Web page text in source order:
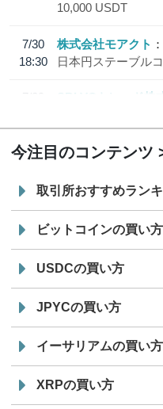
10,000 USDT
7/30
18:30
株式会社モアクト
日本円ステーブル
7/29
SBI VCトレード株
今注目のコンテンツ
取引所おすすめラン
ビットコインの買い方
USDCの買い方
JPYCの買い方
イーサリアムの買い方
XRPの買い方